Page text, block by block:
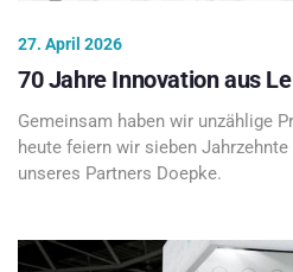
27. April 2026
70 Jahre Innovation aus
Gemeinsam haben wir unzählige
heute feiern wir sieben
unseres Partners Doepke.